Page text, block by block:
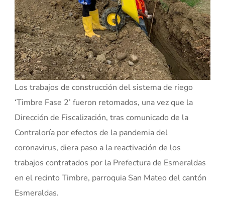
Los trabajos de construcción del sistema de riego
‘Timbre Fase 2’ fueron retomados, una vez que la
Dirección de Fiscalización, tras comunicado de la
Contraloría por efectos de la pandemia del
coronavirus, diera paso a la reactivación de los
trabajos contratados por la Prefectura de Esmeraldas
en el recinto Timbre, parroquia San Mateo del cantón
Esmeraldas.